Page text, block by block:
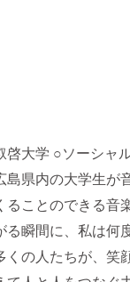
啓大学 ○ソーシャ
島県内の大学生が
ることのできる音
る瞬間に、私は何
くの人たちが、笑